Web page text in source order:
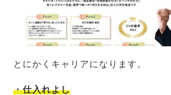
とにかくキャリアになります。
・仕入れよし